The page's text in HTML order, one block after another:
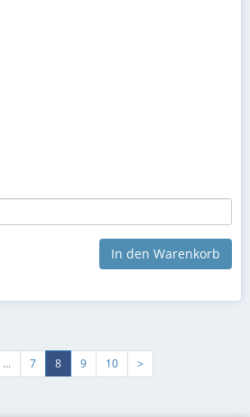
In den Warenkorb
... 7 8 9 10 >